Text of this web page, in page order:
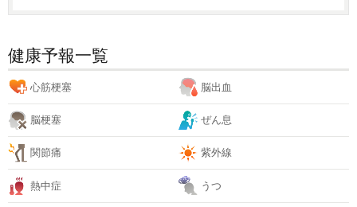
健康予報一覧
心筋梗塞 脳出血
脳梗塞 ぜん息
関節痛 紫外線
熱中症 うつ